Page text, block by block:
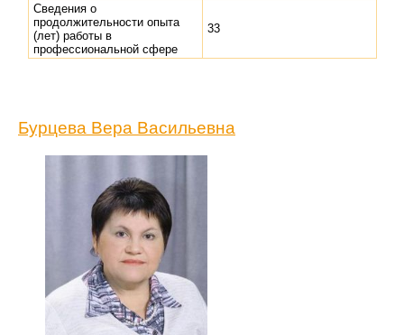
Сведения о
продолжительности опыта
(лет) работы в
профессиональной сфере
33
Бурцева Вера Васильевна